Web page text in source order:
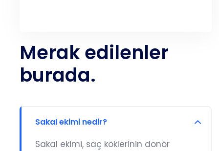
Merak edilenler
burada.
Sakal ekimi nedir?
Sakal ekimi, saç köklerinin donör